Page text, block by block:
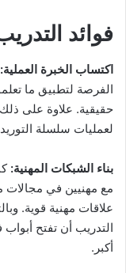
فوائد
اكتساب الخبرة العملية:
الفرصة لتطبيق ما
لعمليات سلسلة
بناء الشبكات المهنية:
مع مهنيين في مجالات
علاقات مهنية قوية.
التدريب أن تفتح
أكبر.